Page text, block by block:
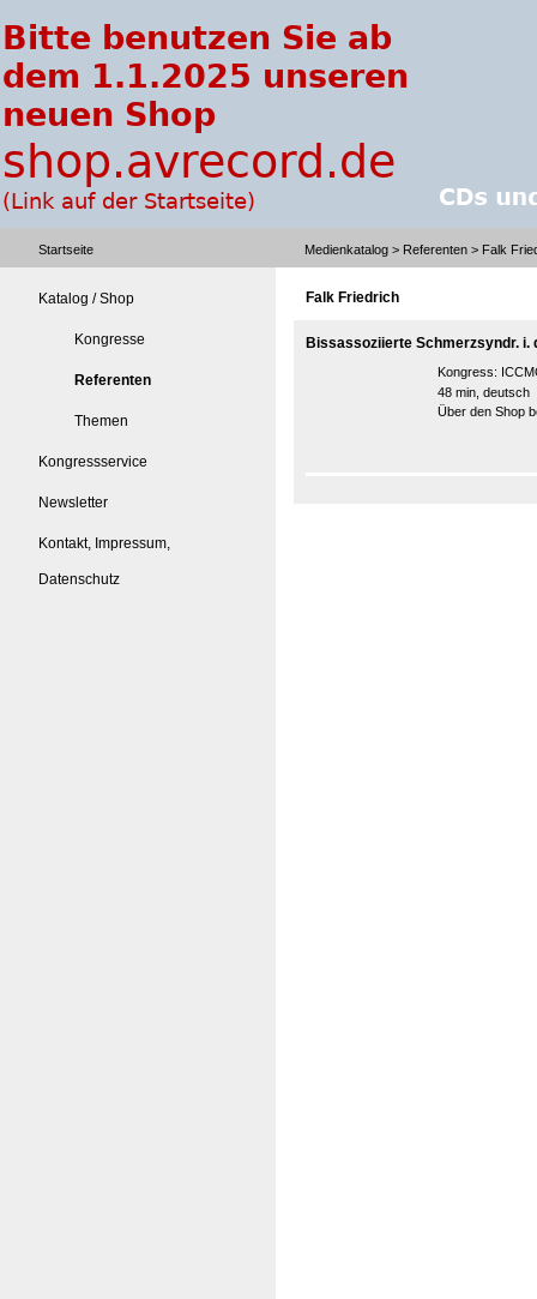
Startseite Medienkatalog > Referenten > Falk
Katalog / Shop
Kongresse
Referenten
Themen
Kongressservice
Newsletter
Kontakt, Impressum,
Datenschutz
Falk Friedrich
Bissassoziierte Schmerzsyndr. i.
Kongress:
48 min, deutsch
Über den Shop